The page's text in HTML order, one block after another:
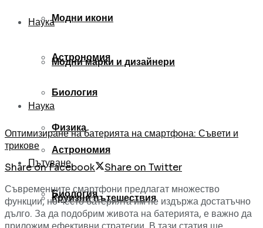
Модни икони
Модни марки и дизайнери
Наука
Астрономия
Биология
Наука
Астрономия
Биология
Физика
Пътуване
Круизни пътешествия
Оптимизиране на батерията на смартфона: Съвети и
трикове
Share on Facebook
Share on Twitter
Съвременните смартфони предлагат множество
функции, но често батерията им не издържа достатъчно
дълго. За да подобрим живота на батерията, е важно да